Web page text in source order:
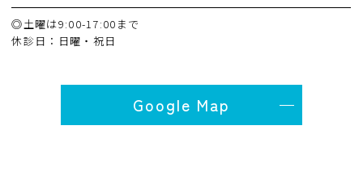
Google Map
◎土曜は9:00-17:00まで
休診日：日曜・祝日